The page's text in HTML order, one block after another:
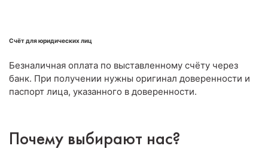
Счёт для юридических лиц
Безналичная оплата по выставленному счёту через
банк. При получении нужны оригинал доверенности и
паспорт лица, указанного в доверенности.
Почему выбирают нас?